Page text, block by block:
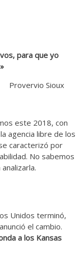
para que yo
Provervio Sioux
este 2018, con
agencia libre de los
caracterizó por
No sabemos
Unidos terminó,
el cambio.
a los Kansas